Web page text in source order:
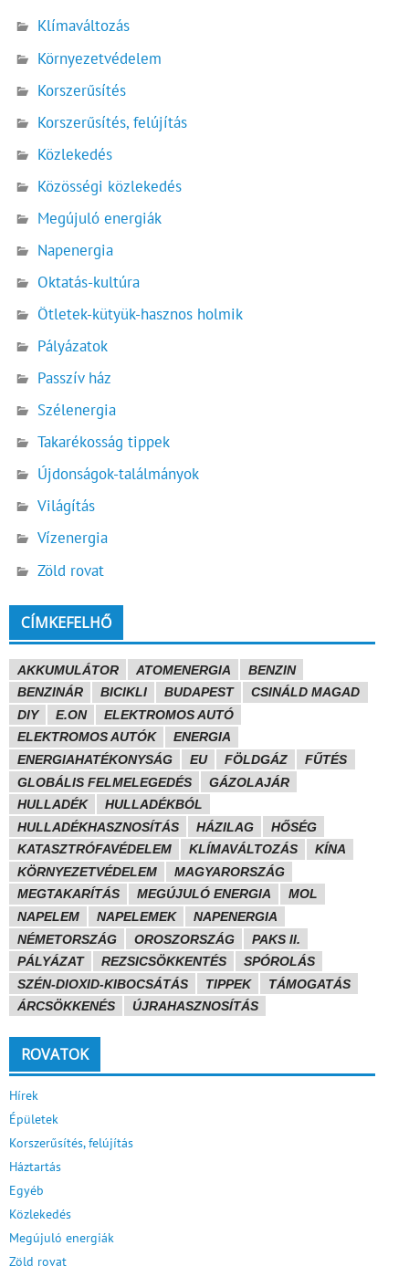
Klímaváltozás
Környezetvédelem
Korszerűsítés
Korszerűsítés, felújítás
Közlekedés
Közösségi közlekedés
Megújuló energiák
Napenergia
Oktatás-kultúra
Ötletek-kütyük-hasznos holmik
Pályázatok
Passzív ház
Szélenergia
Takarékosság tippek
Újdonságok-találmányok
Világítás
Vízenergia
Zöld rovat
CÍMKEFELHŐ
AKKUMULÁTOR ATOMENERGIA
BENZIN
BENZINÁR
BICIKLI BUDAPEST
CSINÁLD MAGAD
DIY
E.ON
ELEKTROMOS AUTÓ
ELEKTROMOS AUTÓK
ENERGIA
ENERGIAHATÉKONYSÁG
EU FÖLDGÁZ
FŰTÉS
GLOBÁLIS FELMELEGEDÉS
GÁZOLAJÁR
HULLADÉK
HULLADÉKBÓL
HULLADÉKHASZNOSÍTÁS
HÁZILAG
HŐSÉG
KATASZTRÓFAVÉDELEM
KLÍMAVÁLTOZÁS
KÍNA
KÖRNYEZETVÉDELEM
MAGYARORSZÁG
MEGTAKARÍTÁS
MEGÚJULÓ ENERGIA
MOL
NAPELEM
NAPELEMEK
NAPENERGIA
NÉMETORSZÁG
OROSZORSZÁG
PAKS II.
PÁLYÁZAT
REZSICSÖKKENTÉS
SPÓROLÁS
SZÉN-DIOXID-KIBOCSÁTÁS
TIPPEK
TÁMOGATÁS
ÁRCSÖKKENÉS
ÚJRAHASZNOSÍTÁS
ROVATOK
Hírek
Épületek
Korszerűsítés, felújítás
Háztartás
Egyéb
Közlekedés
Megújuló energiák
Zöld rovat